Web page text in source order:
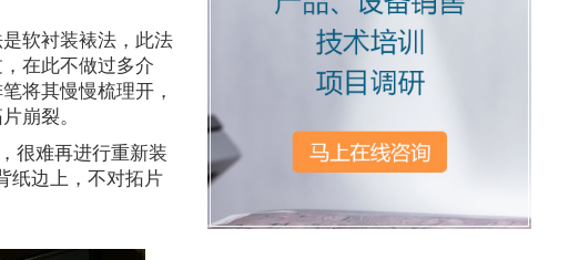
软衬装裱法，此法
在此不做过多介
将其慢慢梳理开，
崩裂。
很难再进行重新装
纸边上，不对拓片